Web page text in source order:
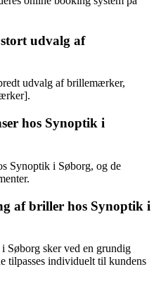
udvalg af
udvalg af brillemærker,
hos Synoptik i
Synoptik i Søborg, og de
af briller hos Synoptik i
Søborg sker ved en grundig
tilpasses individuelt til kundens